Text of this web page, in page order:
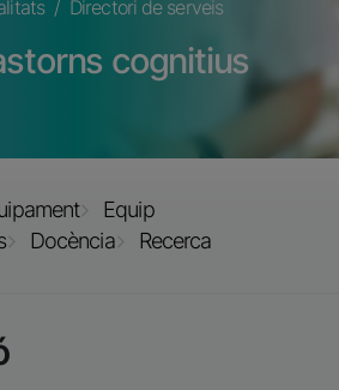
Directori de serveis
cognitius
Equip
Docència Recerca